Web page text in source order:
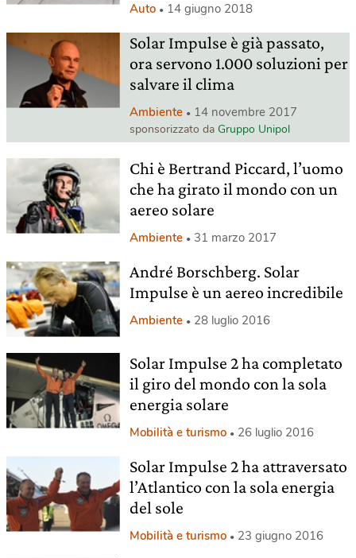
Auto 14 giugno 2018
Solar Impulse è già passato,
ora servono 1.000 soluzioni per
salvare il clima
Ambiente 14 novembre 2017
sponsorizzato da Gruppo Unipol
Chi è Bertrand Piccard, l’uomo
che ha girato il mondo con un
aereo solare
Ambiente 31 marzo 2017
André Borschberg. Solar
Impulse è un aereo incredibile
Ambiente 28 luglio 2016
Solar Impulse 2 ha completato
il giro del mondo con la sola
energia solare
Mobilità e turismo 26 luglio 2016
Solar Impulse 2 ha attraversato
l’Atlantico con la sola energia
del sole
Mobilità e turismo 23 giugno 2016